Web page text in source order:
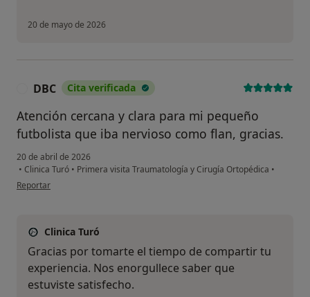
20 de mayo de 2026
DBC Cita verificada
Atención cercana y clara para mi pequeño
futbolista que iba nervioso como flan, gracias.
20 de abril de 2026
• Clinica Turó • Primera visita Traumatología y Cirugía Ortopédica •
en opinión del usuario DBC
Reportar
Clinica Turó
Gracias por tomarte el tiempo de compartir tu
experiencia. Nos enorgullece saber que
estuviste satisfecho.
Sí, varias veces
Continuar